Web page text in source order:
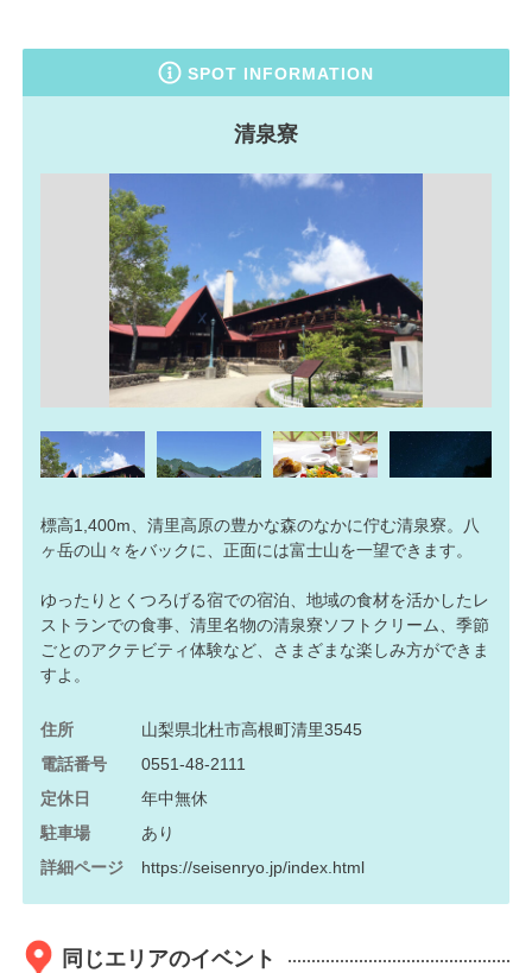
SPOT INFORMATION
清泉寮
標高1,400m、清里高原の豊かな森のなかに佇む清泉寮。八
ヶ岳の山々をバックに、正面には富士山を一望できます。
ゆったりとくつろげる宿での宿泊、地域の食材を活かしたレ
ストランでの食事、清里名物の清泉寮ソフトクリーム、季節
ごとのアクテビティ体験など、さまざまな楽しみ方ができま
すよ。
住所
山梨県北杜市高根町清里3545
電話番号
0551-48-2111
定休日
年中無休
駐車場
あり
詳細ページ
https://seisenryo.jp/index.html
同じエリアのイベント